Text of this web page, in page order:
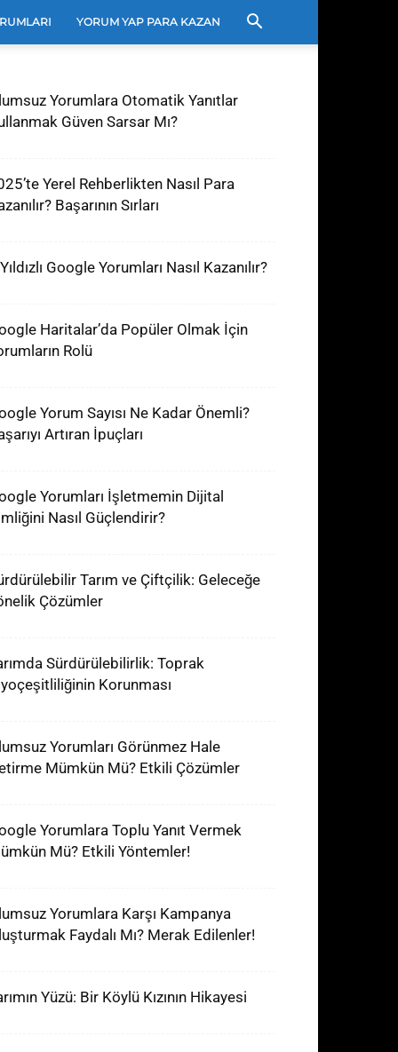
YORUM YAP PARA KAZAN
Yorumlara Otomatik Yanıtlar
Güven Sarsar Mı?
Yerel Rehberlikten Nasıl Para
Başarının Sırları
Google Yorumları Nasıl Kazanılır?
Haritalar’da Popüler Olmak İçin
Rolü
Yorum Sayısı Ne Kadar Önemli?
Artıran İpuçları
Yorumları İşletmemin Dijital
Nasıl Güçlendirir?
Tarım ve Çiftçilik: Geleceğe
Çözümler
Sürdürülebilirlik: Toprak
Korunması
Yorumları Görünmez Hale
Mümkün Mü? Etkili Çözümler
Yorumlara Toplu Yanıt Vermek
Mü? Etkili Yöntemler!
Yorumlara Karşı Kampanya
Faydalı Mı? Merak Edilenler!
Yüzü: Bir Köylü Kızının Hikayesi